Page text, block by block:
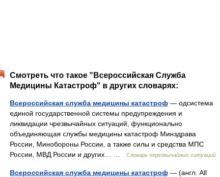
Смотреть что такое "Всероссийская Служба
Медицины Катастроф" в других словарях:
Всероссийская служба медицины катастроф — одсистема
единой государственной системы предупреждения и
ликвидации чрезвычайных ситуаций, функционально
объединяющая службы медицины катастроф Минздрава
России, Минобороны России, а также силы и средства МПС
России, МВД России и других… …
Словарь черезвычайных ситуаций
Всероссийская служба медицины катастроф — (англ. All